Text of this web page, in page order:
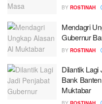
BY ROSTINAH
Mendagri
Gubernur
BY ROSTINAH
Dilantik Lagi
Bank
Muktabar